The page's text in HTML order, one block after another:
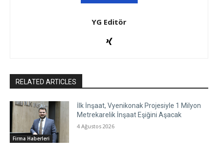
YG Editör
RELATED ARTICLES
Firma Haberleri
İlk İnşaat, Vyenikonak Projesiyle 1 Milyon
Metrekarelik İnşaat Eşiğini Aşacak
4 Ağustos 2026